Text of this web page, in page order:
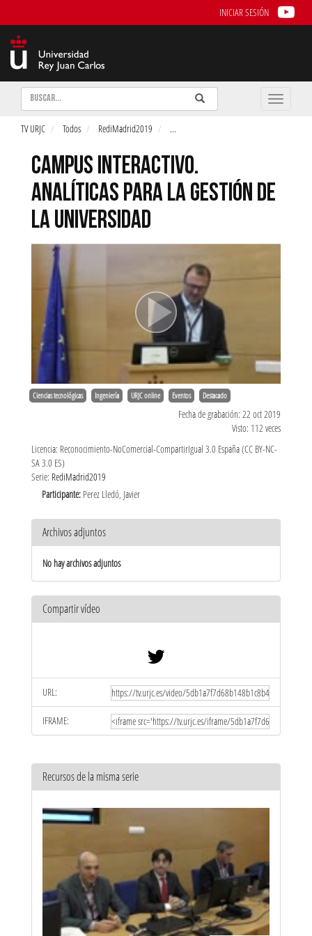
INICIAR SESIÓN
Buscar Enviar
Buscar
Toggle
TV URJC Todos RediMadrid2019 ...
CAMPUS INTERACTIVO.
ANALÍTICAS PARA LA GESTIÓN DE
LA UNIVERSIDAD
Ciencias tecnológicas Ingeniería URJC online Eventos Destacado
Fecha de grabación: 22 oct 2019
Visto: 112 veces
Licencia: Reconocimiento-NoComercial-CompartirIgual 3.0 España (CC BY-NC-
SA 3.0 ES)
Serie: RediMadrid2019
Participante: Perez Lledó, Javier
Archivos adjuntos
No hay archivos adjuntos
Compartir vídeo
URL:
IFRAME:
Recursos de la misma serie